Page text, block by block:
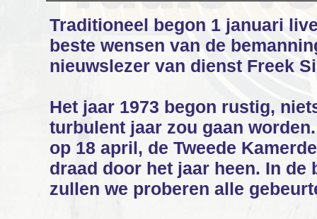
Traditioneel begon 1 januari
beste wensen van de
nieuwslezer van dienst Freek
Het jaar 1973 begon rustig,
turbulent jaar zou gaan
op 18 april, de Tweede
draad door het jaar heen. In
zullen we proberen alle